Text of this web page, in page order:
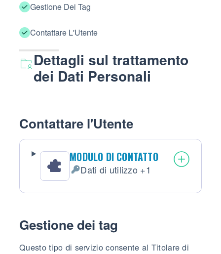
Gestione Dei Tag
Contattare L'Utente
Dettagli sul trattamento
dei Dati Personali
Contattare l'Utente
MODULO DI CONTATTO
Dati Personali trattati:
Dati di utilizzo +1
Gestione dei tag
Questo tipo di servizio consente al Titolare di